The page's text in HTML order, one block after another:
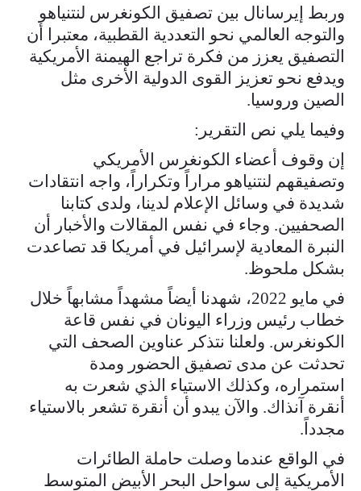
وربط إيرسانال بين تصفيق الكونغرس لنتنياهو
والتوجه العالمي نحو التعددية القطبية، معتبرا أن
التصفيق يعزز من فكرة تراجع الهيمنة الأمريكية
ويدفع نحو تعزيز القوى الدولية الأخرى مثل
الصين وروسيا.
وفيما يلي نص التقرير:
إن وقوف أعضاء الكونغرس الأمريكي
وتصفيقهم لنتنياهو مراراً وتكراراً، واجه انتقادات
شديدة في وسائل الإعلام لدينا، ولدى كتابنا
الصحفيين. وجاء في نفس المقالات والأخبار أن
النبرة المعادية لإسرائيل في أمريكا قد تصاعدت
بشكل ملحوظ.
في مايو 2022، شهدنا أيضاً مشهداً مشابهاً خلال
خطاب رئيس وزراء اليونان في نفس قاعة
الكونغرس. ولعلنا نتذكر عناوين الصحف التي
تحدثت عن مدى تصفيق الحضور ومدة
استمراره، وكذلك الاستياء الذي شعرت به
أنقرة آنذاك. والآن يبدو أن أنقرة تشعر بالاستياء
مجدداً.
في الواقع عندما وصلت حاملة الطائرات
الأمريكية إلى سواحل البحر الأبيض المتوسط